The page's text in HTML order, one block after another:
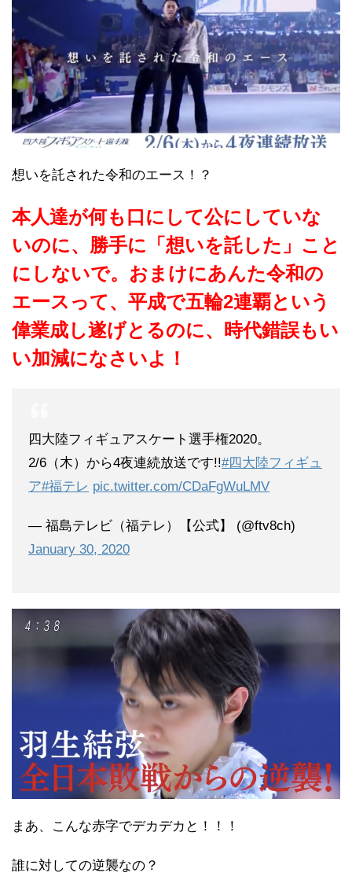
想いを託された令和のエース！？
本人達が何も口にして公にしていな
いのに、勝手に「想いを託した」こと
にしないで。おまけにあんた令和の
エースって、平成で五輪2連覇という
偉業成し遂げとるのに、時代錯誤もい
い加減になさいよ！
四大陸フィギュアスケート選手権2020。
2/6（木）から4夜連続放送です!!#四大陸フィギュ
ア#福テレ pic.twitter.com/CDaFgWuLMV
— 福島テレビ（福テレ）【公式】 (@ftv8ch)
January 30, 2020
まあ、こんな赤字でデカデカと！！！
誰に対しての逆襲なの？